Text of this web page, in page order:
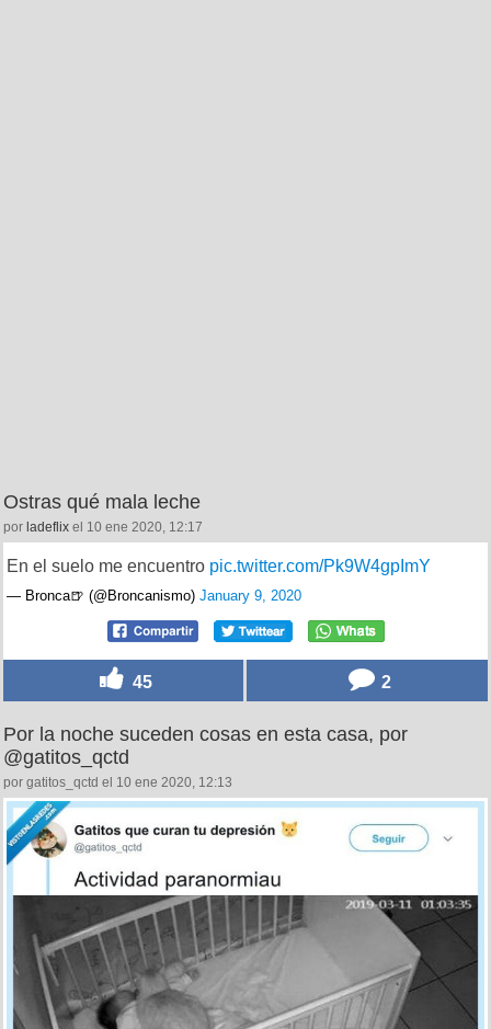
Ostras qué mala leche
por ladeflix el 10 ene 2020, 12:17
En el suelo me encuentro pic.twitter.com/Pk9W4gpImY
— Bronca🍺 (@Broncanismo) January 9, 2020
45 2
Por la noche suceden cosas en esta casa, por
@gatitos_qctd
por gatitos_qctd el 10 ene 2020, 12:13